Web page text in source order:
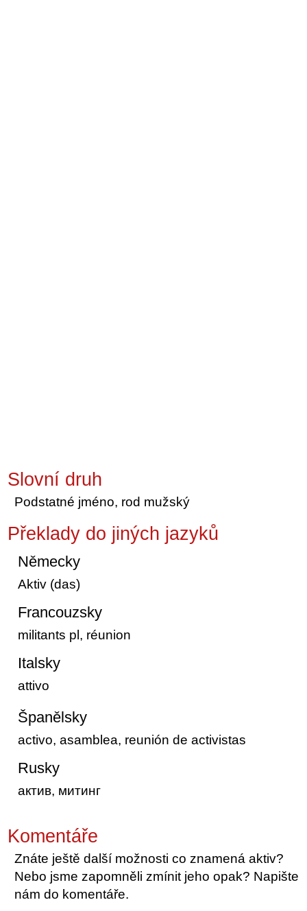
Slovní druh
Podstatné jméno, rod mužský
Překlady do jiných jazyků
Německy
Aktiv (das)
Francouzsky
militants pl, réunion
Italsky
attivo
Španělsky
activo, asamblea, reunión de activistas
Rusky
актив, митинг
Komentáře
Znáte ještě další možnosti co znamená aktiv?
Nebo jsme zapomněli zmínit jeho opak? Napište
nám do komentáře.